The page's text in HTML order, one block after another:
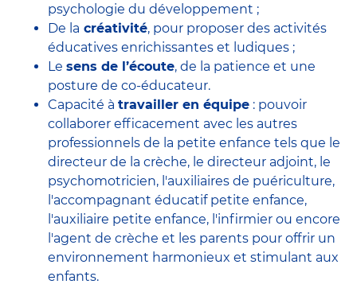
psychologie du développement ;
De la créativité, pour proposer des activités
éducatives enrichissantes et ludiques ;
Le sens de l’écoute, de la patience et une
posture de co-éducateur.
Capacité à travailler en équipe : pouvoir
collaborer efficacement avec les autres
professionnels de la petite enfance tels que le
directeur de la crèche, le directeur adjoint, le
psychomotricien, l'auxiliaires de puériculture,
l'accompagnant éducatif petite enfance,
l'auxiliaire petite enfance, l'infirmier ou encore
l'agent de crèche et les parents pour offrir un
environnement harmonieux et stimulant aux
enfants.